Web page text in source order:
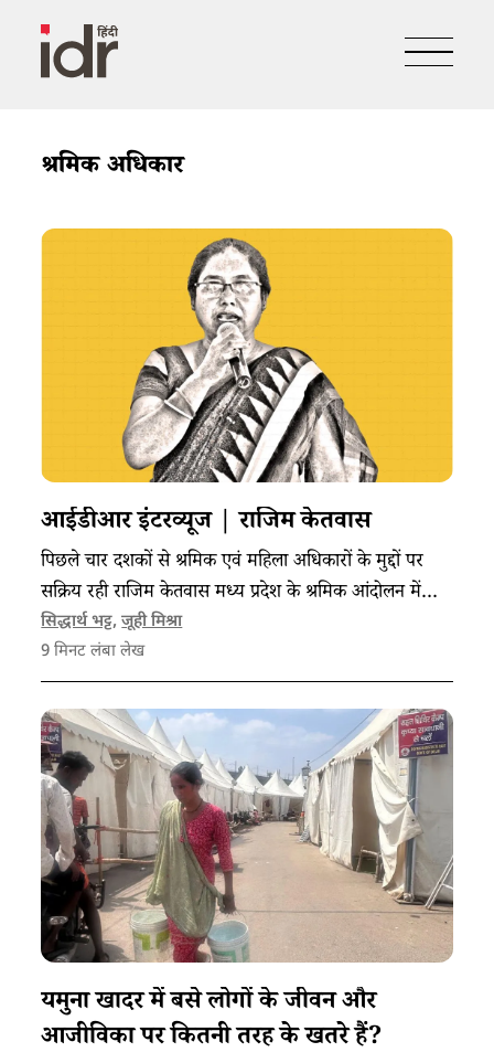
श्रमिक अधिकार
आईडीआर इंटरव्यूज | राजिम केतवास
पिछले चार दशकों से श्रमिक एवं महिला अधिकारों के मुद्दों पर
सक्रिय रही राजिम केतवास मध्य प्रदेश के श्रमिक आंदोलन में
भागीदारी से लेकर अपने संगठन दलित आदिवासी मंच की स्थापना
तक की यात्रा और अनुभवों को साझा कर रही हैं।
सिद्धार्थ भट्ट,जूही मिश्रा
9 मिनट लंबा लेख
यमुना खादर में बसे लोगों के जीवन और
आजीविका पर कितनी तरह के खतरे हैं?